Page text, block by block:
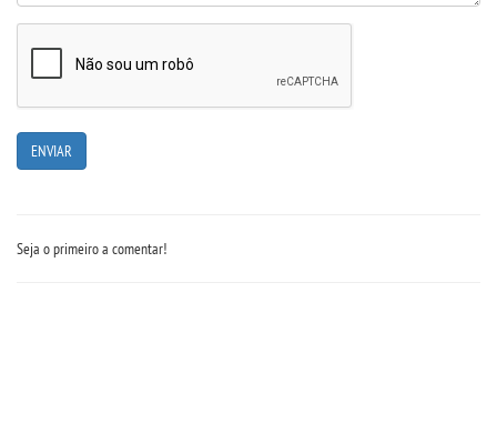
Seja o primeiro a comentar!